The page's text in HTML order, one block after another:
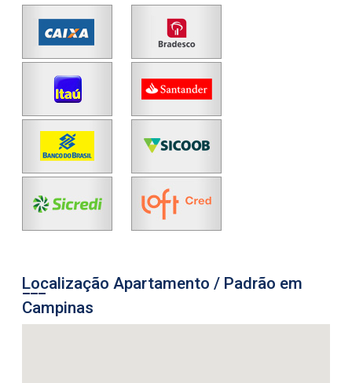
Localização Apartamento / Padrão em
Campinas